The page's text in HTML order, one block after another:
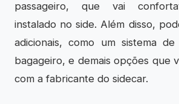
passageiro, que vai
instalado no side. Além disso,
adicionais, como um sistema
bagageiro, e demais opções que
com a fabricante do sidecar.